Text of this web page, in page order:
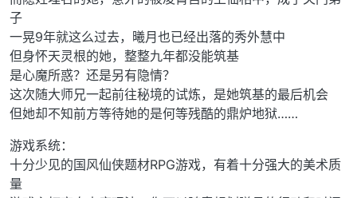
子
一晃9年就这么过去，曦月也已经出落的秀外慧中
但身怀天灵根的她，整整九年都没能筑基
是心魔所惑？还是另有隐情？
这次随大师兄一起前往秘境的试炼，是她筑基的最后机会
但她却不知前方等待她的是何等残酷的鼎炉地狱……
游戏系统：
十分少见的国风仙侠题材RPG游戏，有着十分强大的美术质
量